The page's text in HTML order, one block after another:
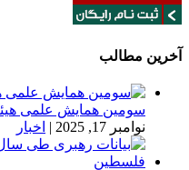
آخرین مطالب
سومین همایش علمی
نوامبر 17, 2025
| اخبار